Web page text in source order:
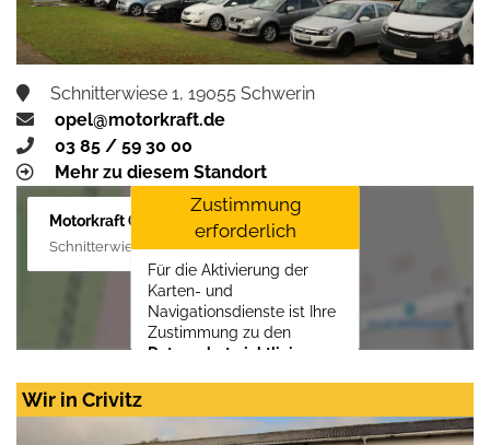
Schnitterwiese 1, 19055 Schwerin
opel@motorkraft.de
03 85 / 59 30 00
Mehr zu diesem Standort
Motorkraft GmbH
Schnitterwiese 1, 19055 Schwerin
Zustimmung
erforderlich
Für die Aktivierung der
Karten- und
Navigationsdienste ist Ihre
Zustimmung zu den
Datenschutzrichtlinien
Zustimmen und
Wir in Crivitz